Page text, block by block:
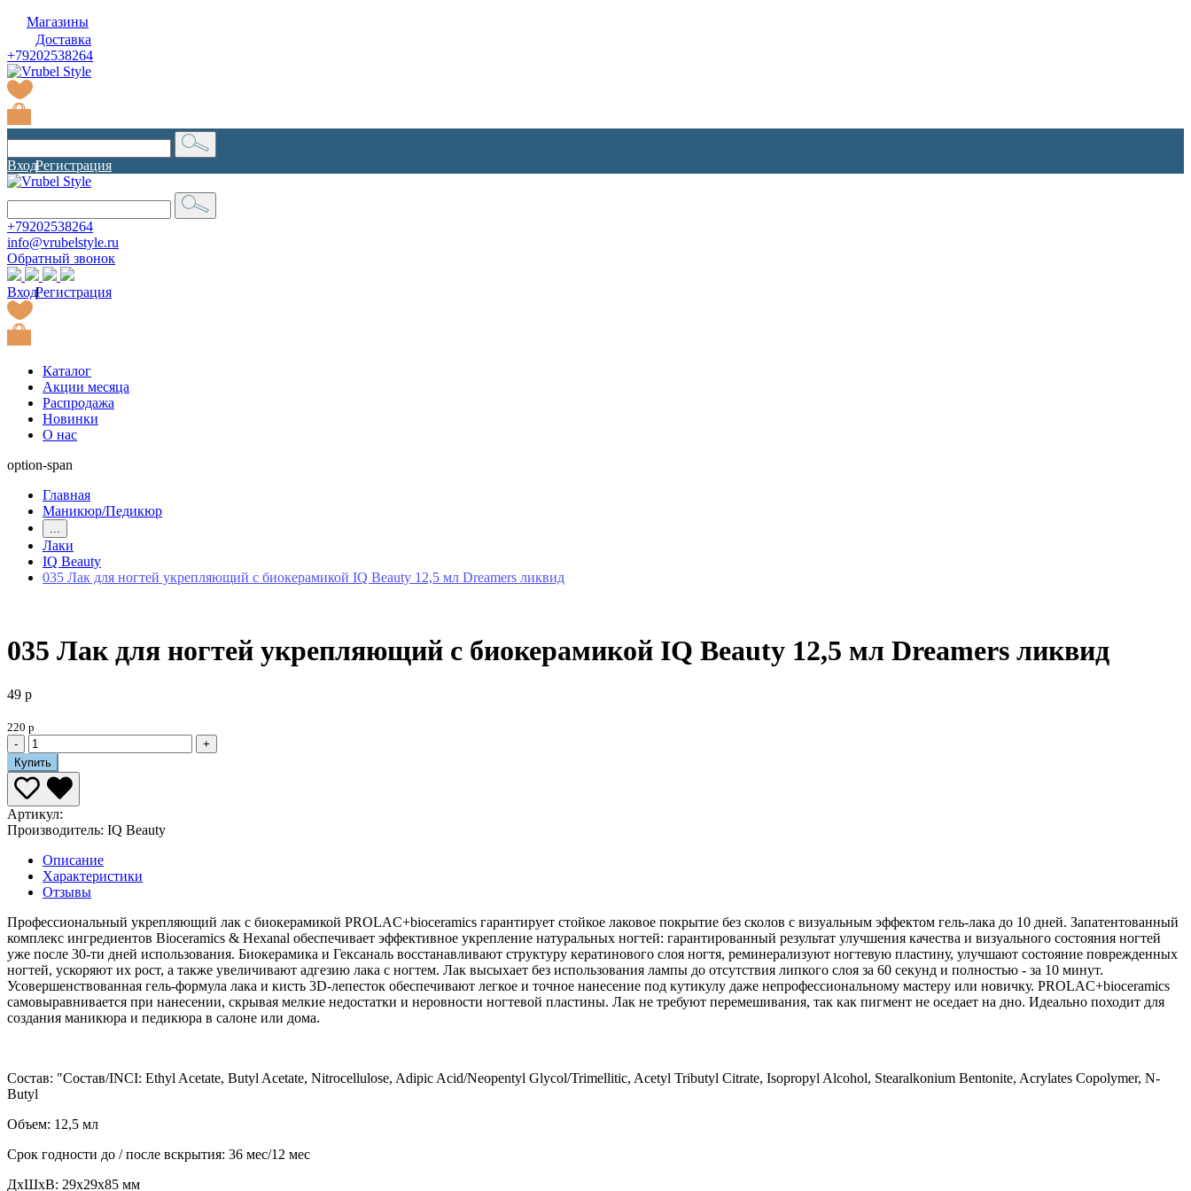
Магазины
Доставка
+79202538264
Вход|
Регистрация
+79202538264
info@vrubelstyle.ru
Обратный звонок
Вход|
Регистрация
Каталог
Акции месяца
Распродажа
Новинки
О нас
option-span
Главная
Маникюр/Педикюр
...
Лаки
IQ Beauty
035 Лак для ногтей укрепляющий с биокерамикой IQ Beauty 12,5 мл Dreamers ликвид
035 Лак для ногтей укрепляющий с биокерамикой IQ Beauty 12,5 мл Dreamers ликвид
49 р
220 р
-
+
Купить
Артикул:
Производитель: IQ Beauty
Описание
Характеристики
Отзывы
Профессиональный укрепляющий лак с биокерамикой PROLAC+bioceramics гарантирует стойкое лаковое покрытие без сколов с визуальным эффектом гель-лака до 10 дней. Запатентованный
комплекс ингредиентов Bioceramics & Hexanal обеспечивает эффективное укрепление натуральных ногтей: гарантированный результат улучшения качества и визуального состояния ногтей
уже после 30-ти дней использования. Биокерамика и Гексаналь восстанавливают структуру кератинового слоя ногтя, реминерализуют ногтевую пластину, улучшают состояние поврежденных
ногтей, ускоряют их рост, а также увеличивают адгезию лака с ногтем. Лак высыхает без использования лампы до отсутствия липкого слоя за 60 секунд и полностью - за 10 минут.
Усовершенствованная гель-формула лака и кисть 3D-лепесток обеспечивают легкое и точное нанесение под кутикулу даже непрофессиональному мастеру или новичку. PROLAC+bioceramics
самовыравнивается при нанесении, скрывая мелкие недостатки и неровности ногтевой пластины. Лак не требуют перемешивания, так как пигмент не оседает на дно. Идеально походит для
создания маникюра и педикюра в салоне или дома.
Состав: "Состав/INCI: Ethyl Acetate, Butyl Acetate, Nitrocellulose, Adipic Acid/Neopentyl Glycol/Trimellitic, Acetyl Tributyl Citrate, Isopropyl Alcohol, Stearalkonium Bentonite, Acrylates Copolymer, N-
Butyl
Объем: 12,5 мл
Срок годности до / после вскрытия: 36 мес/12 мес
ДxШxВ: 29x29x85 мм